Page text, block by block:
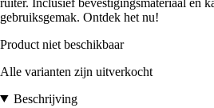
gebruiksgemak. Ontdek het nu!
Product niet beschikbaar
Alle varianten zijn uitverkocht
Beschrijving